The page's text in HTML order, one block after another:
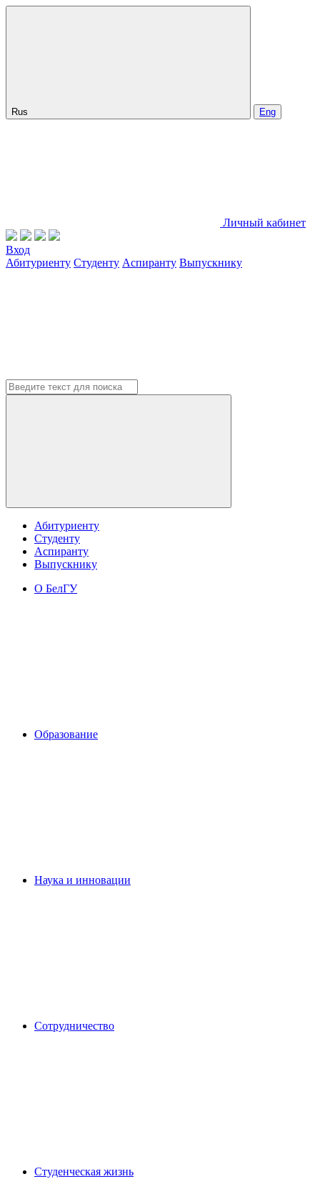
Rus Eng
Личный кабинет
Вход
Абитуриенту Студенту Аспиранту Выпускнику
Абитуриенту
Студенту
Аспиранту
Выпускнику
О БелГУ
Образование
Наука и инновации
Сотрудничество
Студенческая жизнь